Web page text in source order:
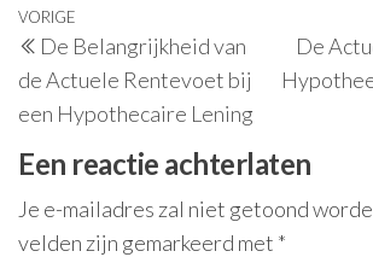
Berichtnavigatie
Vorig
bericht
VORIGE
De Belangrijkheid van
de Actuele Rentevoet bij
een Hypothecaire Lening
De
Een reactie achterlaten
Je e-mailadres zal niet getoond
velden zijn gemarkeerd met *